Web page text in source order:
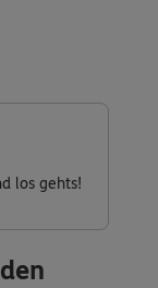
los gehts!